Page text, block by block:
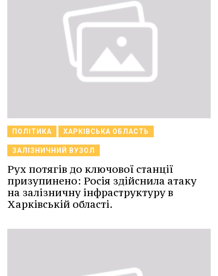
ПОЛІТИКА ХАРКІВСЬКА ОБЛАСТЬ
ЗАЛІЗНИЧНИЙ ВУЗОЛ
Рух потягів до ключової станції
призупинено: Росія здійснила атаку
на залізничну інфраструктуру в
Харківській області.